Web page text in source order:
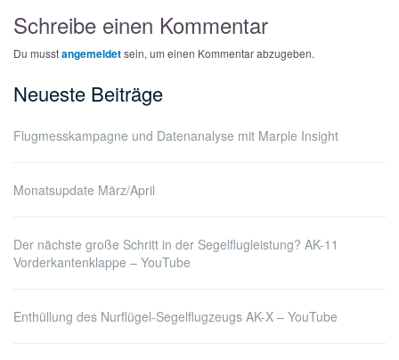
Schreibe einen Kommentar
Du musstangemeldetsein, um einen Kommentar abzugeben.
Neueste Beiträge
Flugmesskampagne und Datenanalyse mit Marple Insight
Monatsupdate März/April
Der nächste große Schritt in der Segelflugleistung? AK-11
Vorderkantenklappe – YouTube
Enthüllung des Nurflügel-Segelflugzeugs AK-X – YouTube